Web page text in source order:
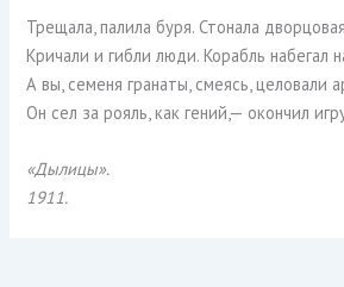
Трещала, палила буря. Стонала
Кричали и гибли люди. Корабль набегал
А вы, семеня гранаты, смеясь, целовали
Он сел за рояль, как гений,— окончил
«Дылицы».
1911.